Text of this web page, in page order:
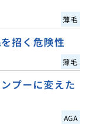
薄毛
招く危険性
薄毛
プーに変えた
AGA